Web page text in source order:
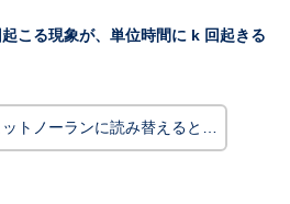
こる現象が、単位時間に k 回起きる
トノーランに読み替えると…